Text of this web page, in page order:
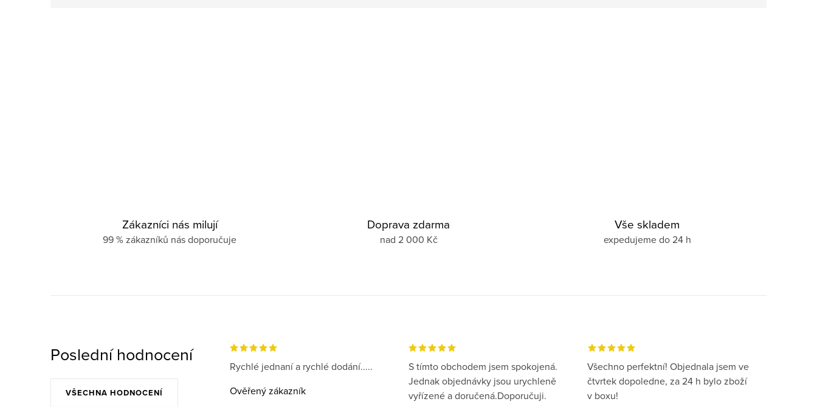
Zákazníci nás milují
99 % zákazníků nás doporučuje
Doprava zdarma
nad 2 000 Kč
Vše skladem
expedujeme do 24 h
Poslední hodnocení
VŠECHNA HODNOCENÍ
Rychlé jednaní a rychlé dodání.....
Ověřený zákazník
S tímto obchodem jsem spokojená.
Jednak objednávky jsou urychleně
vyřízené a doručená.Doporučuji.
Všechno perfektní! Objednala jsem ve
čtvrtek dopoledne, za 24 h bylo zboží
v boxu!